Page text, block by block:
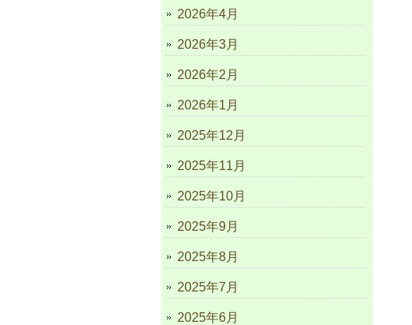
2026年4月
2026年3月
2026年2月
2026年1月
2025年12月
2025年11月
2025年10月
2025年9月
2025年8月
2025年7月
2025年6月